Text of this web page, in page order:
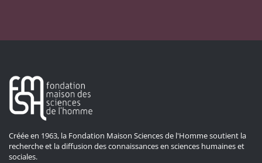
Créée en 1963, la Fondation Maison Sciences de l'Homme soutient la
recherche et la diffusion des connaissances en sciences humaines et
sociales.